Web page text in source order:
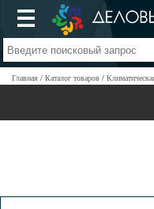
Главная Каталог товаров